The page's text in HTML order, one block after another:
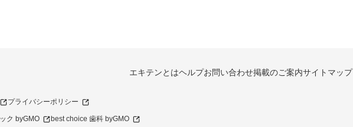
エキテンとはヘルプお問い合わせ掲載のご案内サイトマップ
プライバシーポリシー
ク byGMO best choice 歯科 byGMO